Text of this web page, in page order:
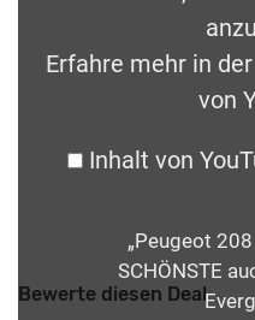
Erfahre mehr in der
von
Inhalt von
„Peugeot
SCHÖNSTE
Bewerte diesen Deal